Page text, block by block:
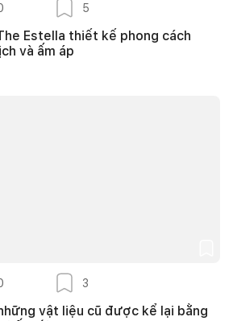
5
Estella thiết kế phong cách
và ấm áp
3
vật liệu cũ được kể lại bằng